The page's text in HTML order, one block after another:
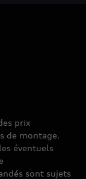
prix
de montage.
éventuels
sont sujets